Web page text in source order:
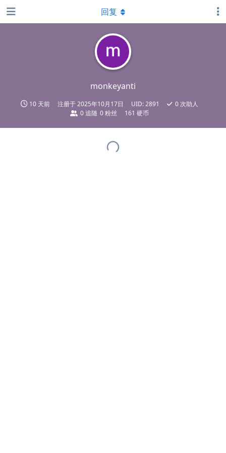
monkeyanti
10 天前 注册于2025年10月17日 UID:2891 0次助人
0 追随 0 粉丝 161 硬币
回复